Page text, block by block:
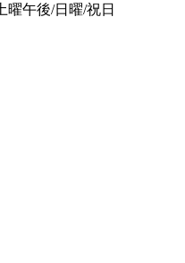
午後/日曜/祝日